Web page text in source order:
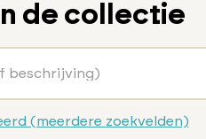
de collectie
(meerdere zoekvelden)